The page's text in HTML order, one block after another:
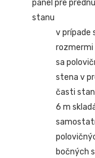
panel pre
stanu
v prípade
rozmermi
sa
stena v
časti
6 m
bočných